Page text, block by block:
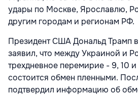
удары по Москве, Ярославлю,
другим городам и регионам РФ.
Президент США Дональд Трамп
заявил, что между Украиной и
трехдневное перемирие - 9, 10 и
состоится обмен пленными.
подтвердил информацию об